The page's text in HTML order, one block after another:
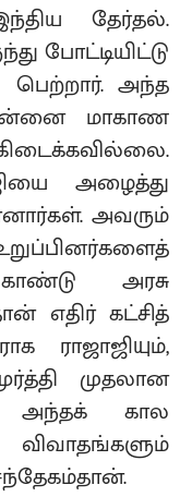
தேர்தல்.
போட்டியிட்டு
பெற்றார். அந்த
மாகாண
அழைத்து
அவரும்
அரசு
எதிர் கட்சித்
ராஜாஜியும்,
முதலான
அந்தக் கால
விவாதங்களும்